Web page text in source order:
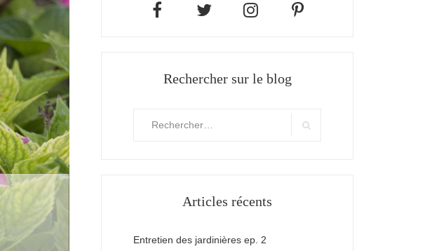
Rechercher sur le blog
Articles récents
Entretien des jardinières ep. 2